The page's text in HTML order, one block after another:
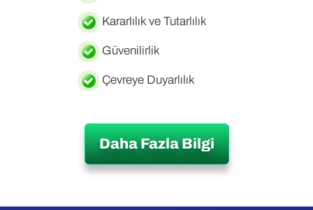
Kararlılık ve Tutarlılık
Güvenilirlik
Çevreye Duyarlılık
Daha Fazla Bilgi